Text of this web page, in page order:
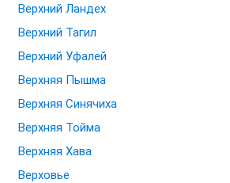
Верхний Ландех
Верхний Тагил
Верхний Уфалей
Верхняя Пышма
Верхняя Синячиха
Верхняя Тойма
Верхняя Хава
Верховье